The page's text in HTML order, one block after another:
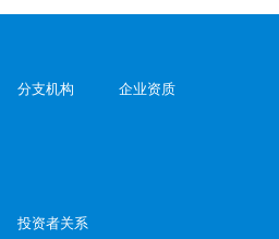
分支机构 企业资质
投资者关系